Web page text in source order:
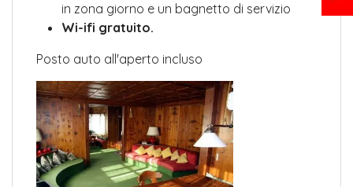
in zona giorno e un bagnetto di servizio
Wi-ifi gratuito.
Posto auto all'aperto incluso